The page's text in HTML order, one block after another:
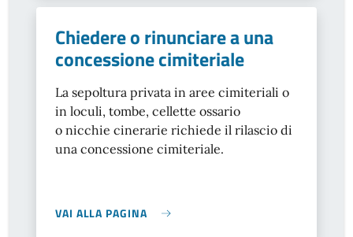
Chiedere o rinunciare a una
concessione cimiteriale
La sepoltura privata in aree cimiteriali o
in loculi, tombe, cellette ossario
o nicchie cinerarie richiede il rilascio di
una concessione cimiteriale.
VAI ALLA PAGINA